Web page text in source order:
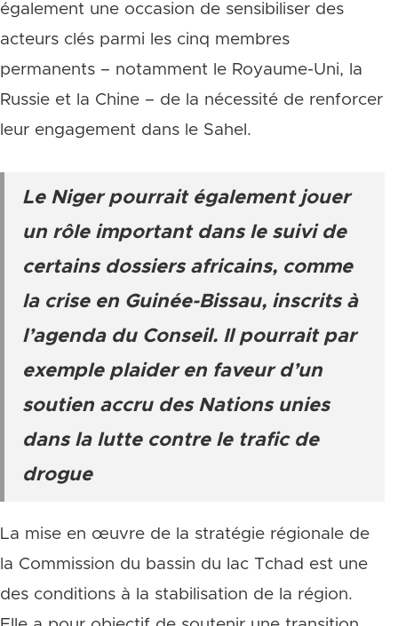
également une occasion de sensibiliser des
acteurs clés parmi les cinq membres
permanents – notamment le Royaume-Uni, la
Russie et la Chine – de la nécessité de renforcer
leur engagement dans le Sahel.
Le Niger pourrait également jouer
un rôle important dans le suivi de
certains dossiers africains, comme
la crise en Guinée-Bissau, inscrits à
l’agenda du Conseil. Il pourrait par
exemple plaider en faveur d’un
soutien accru des Nations unies
dans la lutte contre le trafic de
drogue
La mise en œuvre de la stratégie régionale de
la Commission du bassin du lac Tchad est une
des conditions à la stabilisation de la région.